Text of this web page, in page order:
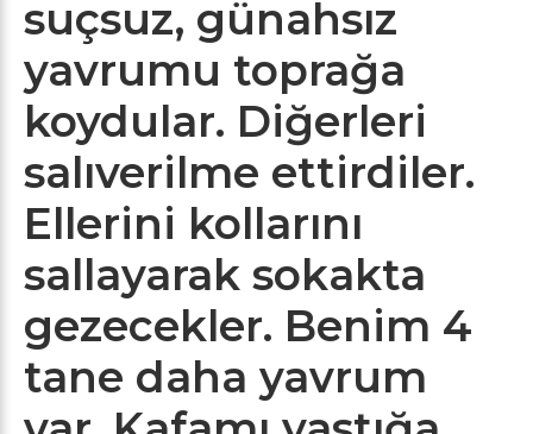
suçsuz, günahsız
yavrumu toprağa
koydular. Diğerleri
salıverilme ettirdiler.
Ellerini kollarını
sallayarak sokakta
gezecekler. Benim 4
tane daha yavrum